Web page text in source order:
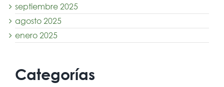
septiembre 2025
agosto 2025
enero 2025
Categorías